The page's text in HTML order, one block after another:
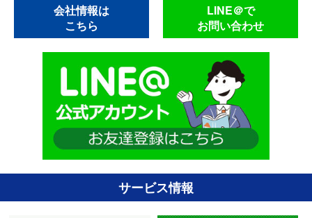
会社情報は
こちら
LINE＠で
お問い合わせ
サービス情報